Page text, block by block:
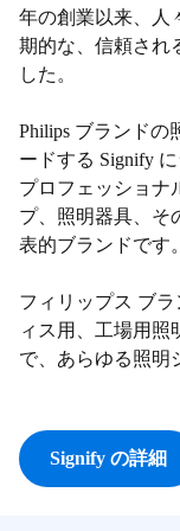
年の創業以来、人
期的な、信頼され
した。
Philips ブランドの
ードする Signify
プロフェッショナ
プ、照明器具、そ
表的ブランドです。
フィリップス ブ
ィス用、工場用照
で、あらゆる照明
Signify の詳細